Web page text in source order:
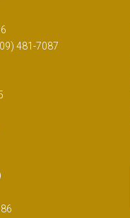
481-7087